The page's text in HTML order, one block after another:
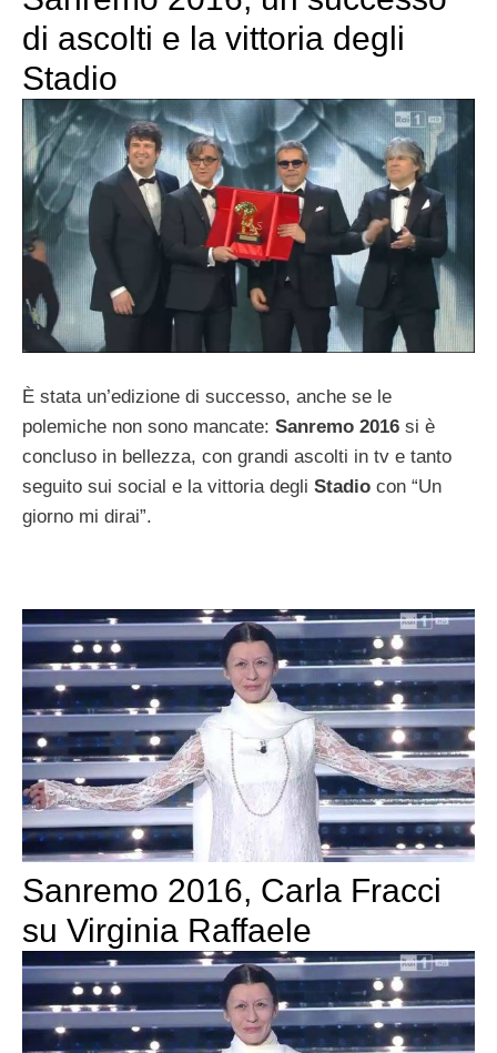
di ascolti e la vittoria degli
Stadio
È stata un’edizione di successo, anche se le
polemiche non sono mancate: Sanremo 2016 si è
concluso in bellezza, con grandi ascolti in tv e tanto
seguito sui social e la vittoria degli Stadio con “Un
giorno mi dirai”.
Sanremo 2016, Carla Fracci
su Virginia Raffaele